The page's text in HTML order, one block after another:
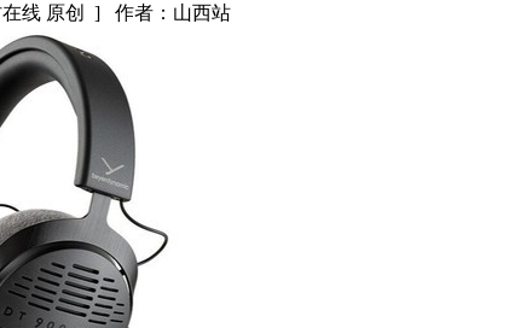
线 原创 ] 作者：山西站